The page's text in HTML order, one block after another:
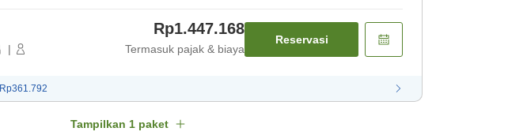
|
Rp1.447.168
Termasuk pajak & biaya
Reservasi
Rp361.792
Tampilkan 1 paket